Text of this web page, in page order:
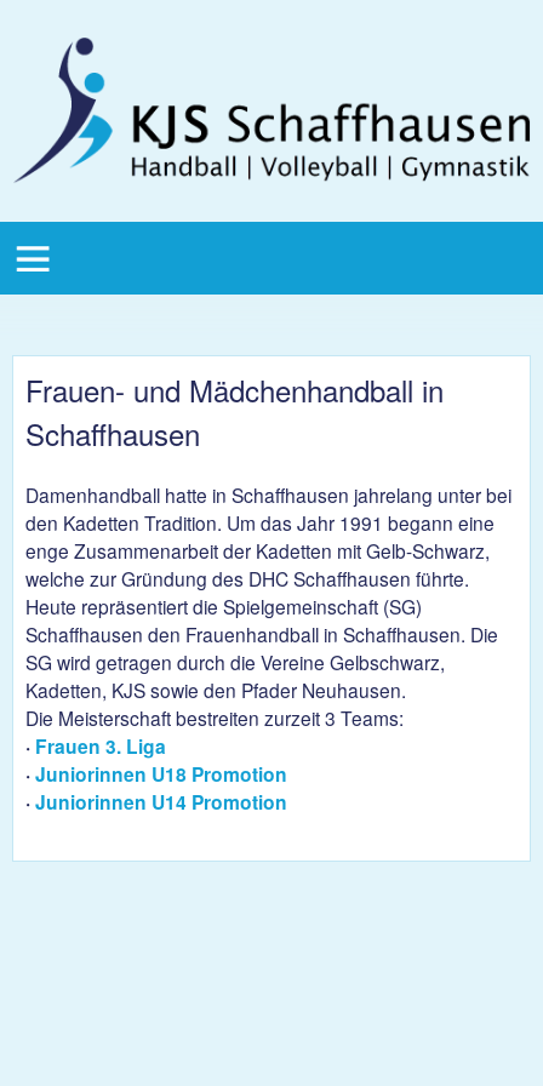
Schaffhausen
Menu
Frauen- und Mädchenhandball in
Schaffhausen
Damenhandball hatte in Schaffhausen jahrelang unter bei
den Kadetten Tradition. Um das Jahr 1991 begann eine
enge Zusammenarbeit der Kadetten mit Gelb-Schwarz,
welche zur Gründung des DHC Schaffhausen führte.
Heute repräsentiert die Spielgemeinschaft (SG)
Schaffhausen den Frauenhandball in Schaffhausen. Die
SG wird getragen durch die Vereine Gelbschwarz,
Kadetten, KJS sowie den Pfader Neuhausen.
Die Meisterschaft bestreiten zurzeit 3 Teams:
· Frauen 3. Liga
·Juniorinnen U18 Promotion
·Juniorinnen U14 Promotion